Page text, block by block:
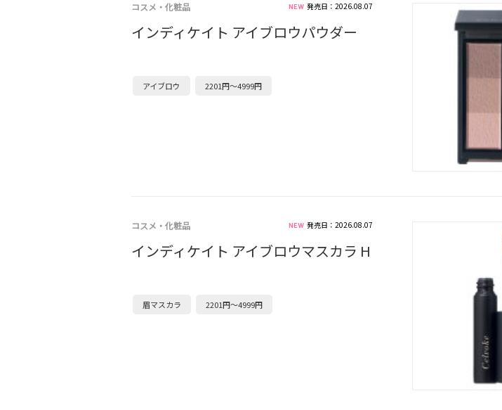
コスメ・化粧品 発売日：2026.08.07
インディケイト アイブロウパウダー
アイブロウ 2201円～4999円
コスメ・化粧品 発売日：2026.08.07
インディケイト アイブロウマスカラ H
眉マスカラ 2201円～4999円